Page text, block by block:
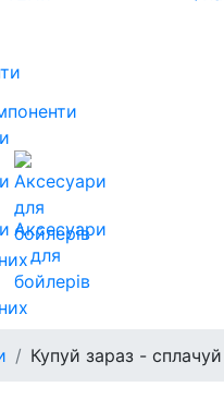
Аксесуари
для
бойлерів
Купуй зараз - сплачуй